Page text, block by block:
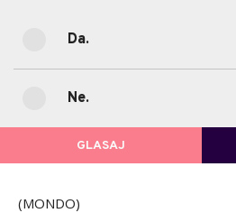
Da.
Ne.
GLASAJ
(MONDO)